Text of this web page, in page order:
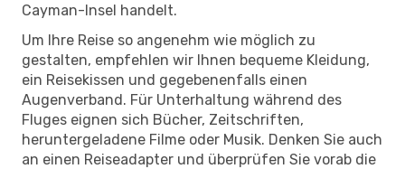
Cayman-Insel handelt.
Um Ihre Reise so angenehm wie möglich zu
gestalten, empfehlen wir Ihnen bequeme Kleidung,
ein Reisekissen und gegebenenfalls einen
Augenverband. Für Unterhaltung während des
Fluges eignen sich Bücher, Zeitschriften,
heruntergeladene Filme oder Musik. Denken Sie auch
an einen Reiseadapter und überprüfen Sie vorab die